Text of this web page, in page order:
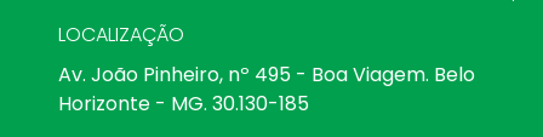
LOCALIZAÇÃO
Av. João Pinheiro, nº 495 - Boa Viagem. Belo
Horizonte - MG. 30.130-185